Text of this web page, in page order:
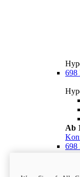
698
Ab
698